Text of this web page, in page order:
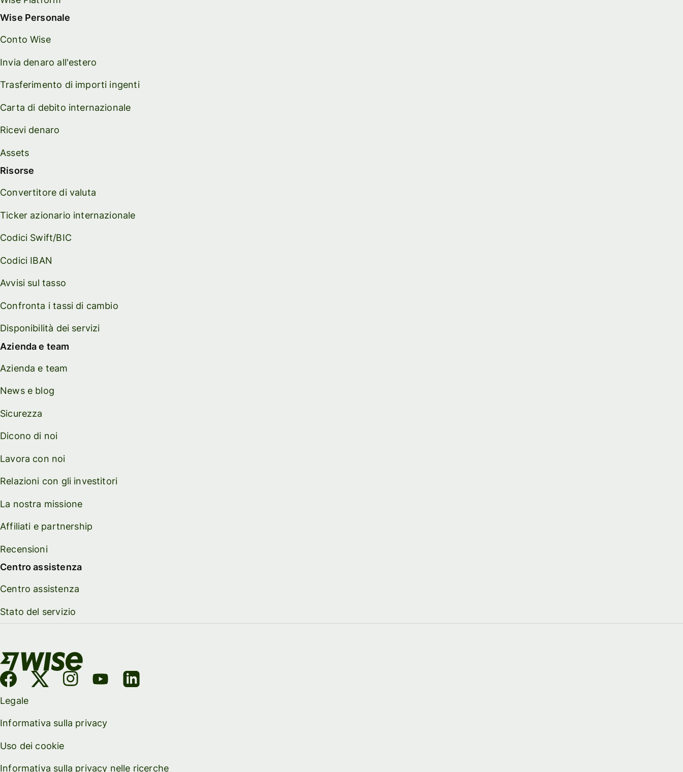
Wise Personale
Conto Wise
Invia denaro all'estero
Trasferimento di importi ingenti
Carta di debito internazionale
Ricevi denaro
Assets
Risorse
Convertitore di valuta
Ticker azionario internazionale
Codici Swift/BIC
Codici IBAN
Avvisi sul tasso
Confronta i tassi di cambio
Disponibilità dei servizi
Azienda e team
Azienda e team
News e blog
Sicurezza
Dicono di noi
Lavora con noi
Relazioni con gli investitori
La nostra missione
Affiliati e partnership
Recensioni
Centro assistenza
Centro assistenza
Stato del servizio
Legale
Informativa sulla privacy
Uso dei cookie
Informativa sulla privacy nelle ricerche